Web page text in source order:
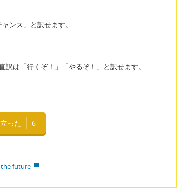
ンス」と訳せます。
「行くぞ！」「やるぞ！」と訳せます。
った 6
the future